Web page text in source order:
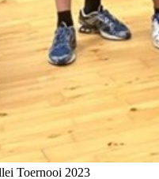
Toernooi 2023